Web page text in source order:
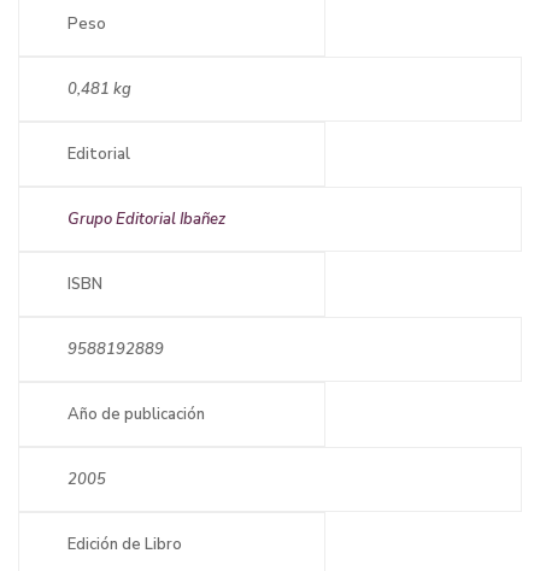
Peso
0,481 kg
Editorial
Grupo Editorial Ibañez
ISBN
9588192889
Año de publicación
2005
Edición de Libro